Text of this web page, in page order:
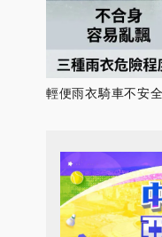
輕便雨衣騎車不安